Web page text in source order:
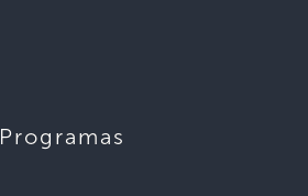
Programas